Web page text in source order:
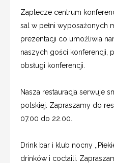
Zaplecze centrum
sal w pełni wyposażonych
prezentacji co umożliwia
naszych gości konferencji,
obsługi konferencji.
Nasza restauracja serwuje
polskiej. Zapraszamy do
07.00 do 22.00.
Drink bar i klub nocny
drinków i coctaili.